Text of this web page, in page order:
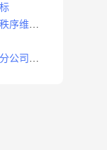
序维护
公司济